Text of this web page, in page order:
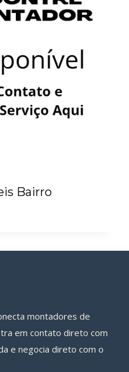
Bairro
montadores de
em contato direto com
e negocia direto com o